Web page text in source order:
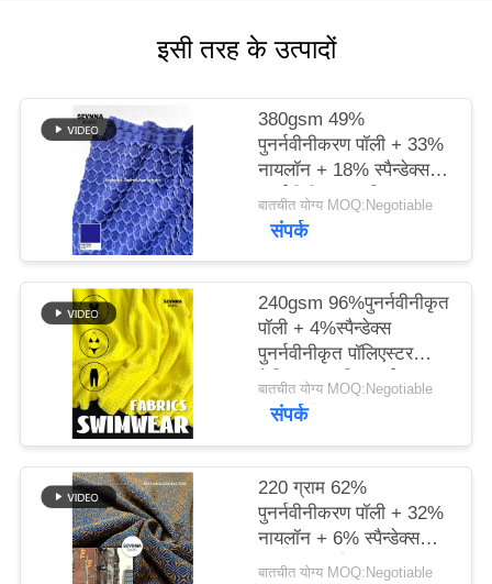
PRIVACY
POLICY
इसी तरह के उत्पादों
380gsm 49%
पुनर्नवीनीकरण पॉली + 33%
नायलॉन + 18% स्पैन्डेक्स
पुनर्नवीनीकरण पॉलिएस्टर
फैब्रिक फॉर निट सर्कुलर
बातचीत योग्य MOQ:Negotiable
संपर्क
240gsm 96%पुनर्नवीनीकृत
पॉली + 4%स्पैन्डेक्स
पुनर्नवीनीकृत पॉलिएस्टर
फैब्रिक फॉर निट सर्कुलर
बातचीत योग्य MOQ:Negotiable
संपर्क
220 ग्राम 62%
पुनर्नवीनीकरण पॉली + 32%
नायलॉन + 6% स्पैन्डेक्स
परिपत्र बुनाई के लिए
बातचीत योग्य MOQ:Negotiable